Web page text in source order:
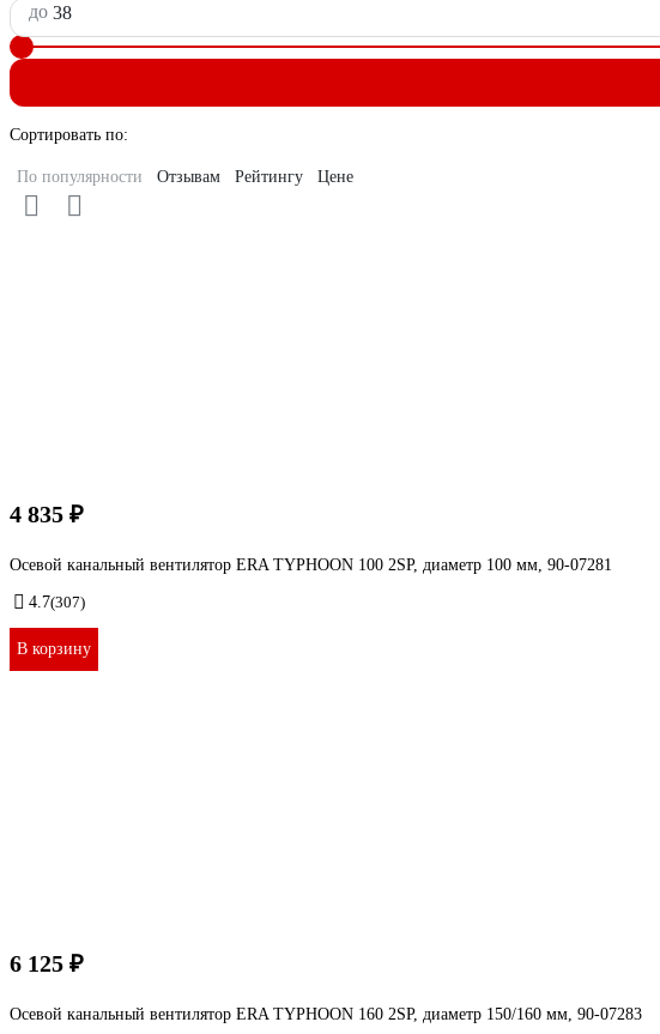
до
Сортировать по:
По популярности Отзывам Рейтингу Цене
4 835 ₽
Осевой канальный вентилятор ERA TYPHOON 100 2SP, диаметр 100 мм, 90-07281
4.7(307)
В корзину
6 125 ₽
Осевой канальный вентилятор ERA TYPHOON 160 2SP, диаметр 150/160 мм, 90-07283